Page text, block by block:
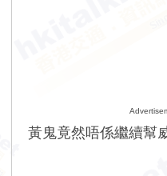
黃鬼竟然唔係繼續幫